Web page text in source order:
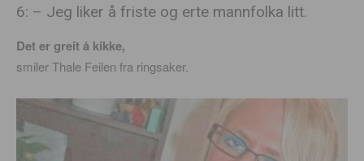
6: – Jeg liker å friste og erte mannfolka litt.
Det er greit å kikke,
smiler Thale Feilen fra ringsaker.